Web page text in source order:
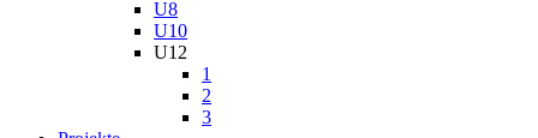
U8
U10
U12
1
2
3